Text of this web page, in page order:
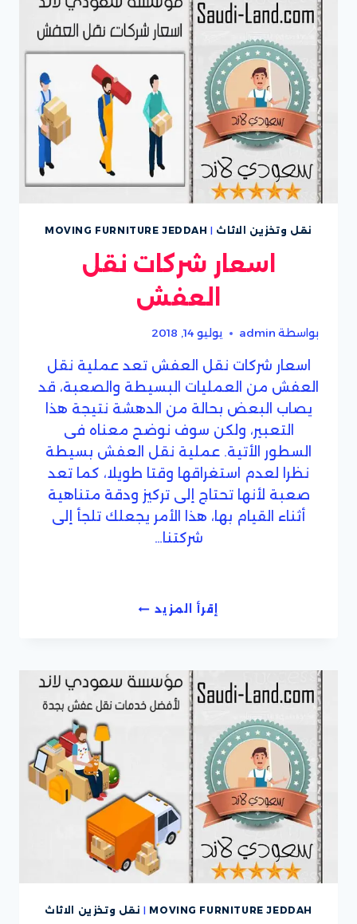
جدة
نقل وتخزين الاثاث |
MOVING FURNITURE JEDDAH
اسعار شركات نقل
العفش
بواسطة admin يوليو 14, 2018
اسعار شركات نقل العفش تعد عملية نقل
العفش من العمليات البسيطة والصعبة، قد
يصاب البعض بحالة من الدهشة نتيجة هذا
التعبير، ولكن سوف نوضح معناه فى
السطور الأتية. عملية نقل العفش بسيطة
نظرا لعدم استغراقها وقتا طويلا، كما تعد
صعبة لأنها تحتاج إلى تركيز ودقة متناهية
أثناء القيام بها، هذا الأمر يجعلك تلجأ إلى
شركتنا…
إقرأ المزيداسعار
MOVING FURNITURE JEDDAH
| نقل وتخزين الاثاث